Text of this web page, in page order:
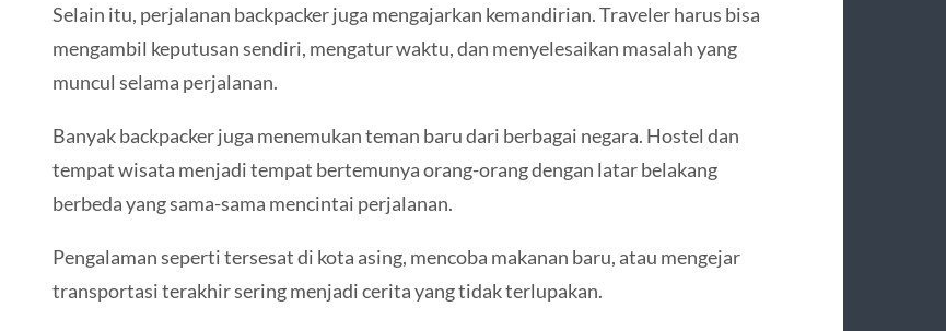
Selain itu, perjalanan backpacker juga mengajarkan kemandirian. Traveler harus bisa
mengambil keputusan sendiri, mengatur waktu, dan menyelesaikan masalah yang
muncul selama perjalanan.
Banyak backpacker juga menemukan teman baru dari berbagai negara. Hostel dan
tempat wisata menjadi tempat bertemunya orang-orang dengan latar belakang
berbeda yang sama-sama mencintai perjalanan.
Pengalaman seperti tersesat di kota asing, mencoba makanan baru, atau mengejar
transportasi terakhir sering menjadi cerita yang tidak terlupakan.